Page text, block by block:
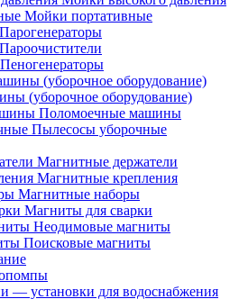
Мойки портативные
Парогенераторы
Пароочистители
Пеногенераторы
(уборочное оборудование)
Поломоечные машины
Пылесосы уборочные
Магнитные держатели
Магнитные крепления
Магнитные наборы
Магниты для сварки
Неодимовые магниты
Поисковые магниты